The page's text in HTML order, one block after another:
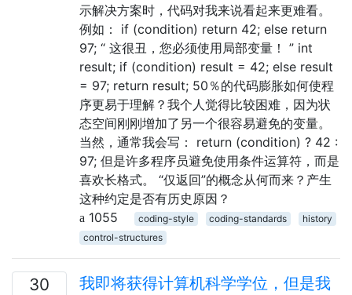
示解决方案时，代码对我来说看起来更难看。
例如： if (condition) return 42; else return
97; “ 这很丑，您必须使用局部变量！ ” int
result; if (condition) result = 42; else result
= 97; return result; 50％的代码膨胀如何使程
序更易于理解？我个人觉得比较困难，因为状
态空间刚刚增加了另一个很容易避免的变量。
当然，通常我会写： return (condition) ? 42 :
97; 但是许多程序员避免使用条件运算符，而是
喜欢长格式。 “仅返回”的概念从何而来？产生
这种约定是否有历史原因？
1055
coding-style coding-standards
history
control-structures
30
我即将获得计算机科学学位，但是我